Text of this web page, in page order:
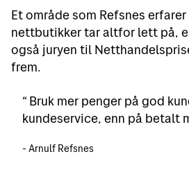
Et område som Refsnes
nettbutikker tar altfor lett på,
også juryen til
frem.
Bruk mer penger på god
kundeservice, enn på betalt
Arnulf Refsnes